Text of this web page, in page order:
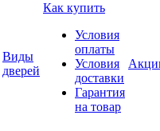
Виды
дверей
Как купить
Условия
оплаты
Условия
доставки
Гарантия
на товар